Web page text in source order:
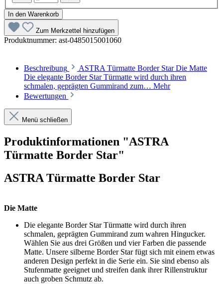
In den Warenkorb
Zum Merkzettel hinzufügen
Produktnummer: ast-0485015001060
Beschreibung
ASTRA Türmatte Border Star Die Matte
Die elegante Border Star Türmatte wird durch ihren
schmalen, geprägten Gummirand zum… Mehr
Bewertungen
Menü schließen
Produktinformationen "ASTRA
Türmatte Border Star"
ASTRA Türmatte Border Star
Die Matte
Die elegante Border Star Türmatte wird durch ihren
schmalen, geprägten Gummirand zum wahren Hingucker.
Wählen Sie aus drei Größen und vier Farben die passende
Matte. Unsere silberne Border Star fügt sich mit einem etwas
anderen Design perfekt in die Serie ein. Sie sind ebenso als
Stufenmatte geeignet und streifen dank ihrer Rillenstruktur
auch groben Schmutz ab.